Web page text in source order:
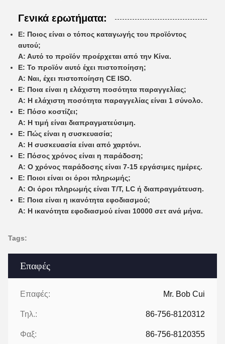
Επαφές
Επαφές: Mr. Bob Cui
Τηλ.: 86-756-8120312
Φαξ: 86-756-8120355
Γενικά ερωτήματα:
Ε: Ποιος είναι ο τόπος καταγωγής του προϊόντος
αυτού;
Α: Αυτό το προϊόν προέρχεται από την Κίνα.
Ε: Το προϊόν αυτό έχει πιστοποίηση;
Α: Ναι, έχει πιστοποίηση CE ISO.
Ε: Ποια είναι η ελάχιστη ποσότητα παραγγελίας;
Α: Η ελάχιστη ποσότητα παραγγελίας είναι 1 σύνολο.
Ε: Πόσο κοστίζει;
Α: Η τιμή είναι διαπραγματεύσιμη.
Ε: Πώς είναι η συσκευασία;
Α: Η συσκευασία είναι από χαρτόνι.
Ε: Πόσος χρόνος είναι η παράδοση;
Α: Ο χρόνος παράδοσης είναι 7-15 εργάσιμες ημέρες.
Ε: Ποιοι είναι οι όροι πληρωμής;
Α: Οι όροι πληρωμής είναι T/T, LC ή διαπραγμάτευση.
Ε: Ποια είναι η ικανότητα εφοδιασμού;
Α: Η ικανότητα εφοδιασμού είναι 10000 σετ ανά μήνα.
Tags: